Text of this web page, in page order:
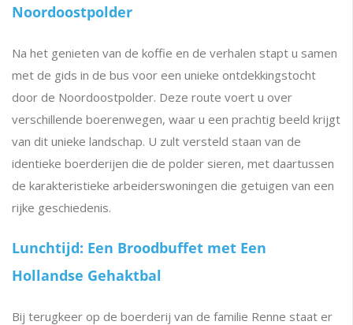
Noordoostpolder
Na het genieten van de koffie en de verhalen stapt u samen
met de gids in de bus voor een unieke ontdekkingstocht
door de Noordoostpolder. Deze route voert u over
verschillende boerenwegen, waar u een prachtig beeld krijgt
van dit unieke landschap. U zult versteld staan van de
identieke boerderijen die de polder sieren, met daartussen
de karakteristieke arbeiderswoningen die getuigen van een
rijke geschiedenis.
Lunchtijd: Een Broodbuffet met Een
Hollandse Gehaktbal
Bij terugkeer op de boerderij van de familie Renne staat er